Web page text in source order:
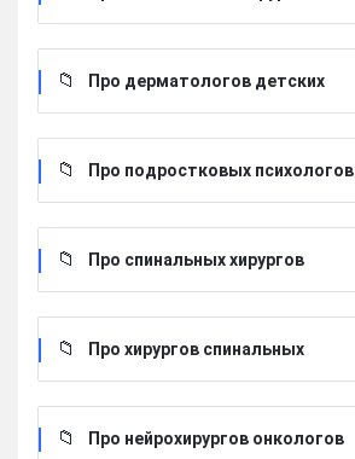
Про дерматологов детских
Про подростковых психологов
Про спинальных хирургов
Про хирургов cпинальных
Про нейрохирургов онкологов